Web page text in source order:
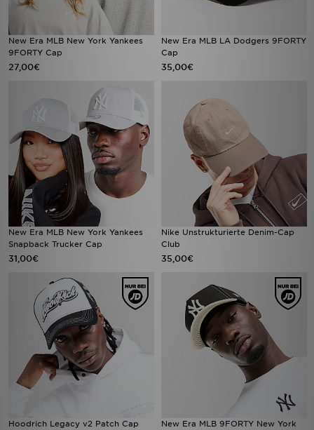
New Era MLB New York Yankees
9FORTY Cap
27,00€
New Era MLB LA Dodgers 9FORTY
Cap
35,00€
New Era MLB New York Yankees
Snapback Trucker Cap
31,00€
Nike Unstrukturierte Denim-Cap
Club
35,00€
Hoodrich Legacy v2 Patch Cap
New Era MLB 9FORTY New York